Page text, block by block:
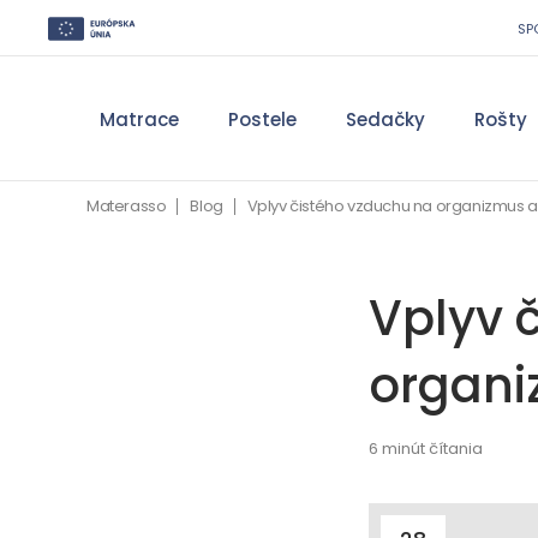
Matrace Postele Sedačky Rošty
Materasso Blog Vplyv čistého vzduchu na organizmus
Vplyv
6 minút čítania